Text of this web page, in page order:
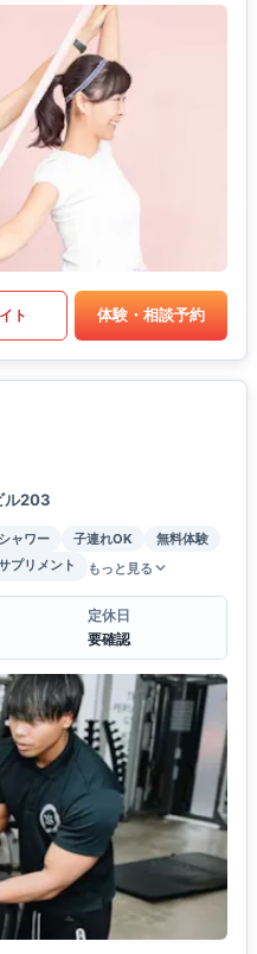
ト 体験・相談予約
ル203
シャワー 子連れOK
無料体験
プリメント もっと見る
定休日
要確認